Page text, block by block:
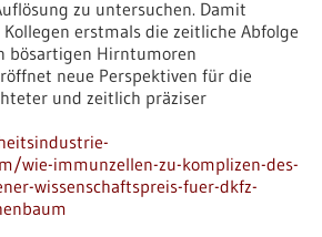
zu untersuchen. Damit
erstmals die zeitliche Abfolge
bösartigen Hirntumoren
neue Perspektiven für die
und zeitlich präziser
wie-immunzellen-zu-komplizen-des-
wissenschaftspreis-fuer-dkfz-